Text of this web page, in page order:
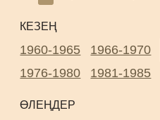
КЕЗЕҢ
1960-1965 1966-1970
1976-1980
1981-1985
ӨЛЕҢДЕР